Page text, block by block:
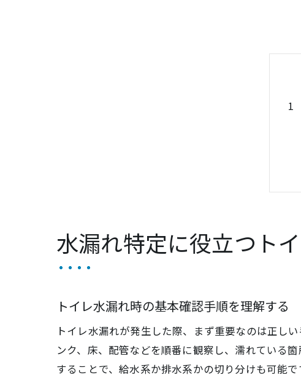
水漏れ特定に役立つト
トイレ水漏れ時の基本確認手順を理解する
トイレ水漏れが発生した際、まず重要なのは正し
ンク、床、配管などを順番に観察し、濡れている
することで、給水系か排水系かの切り分けも可能で